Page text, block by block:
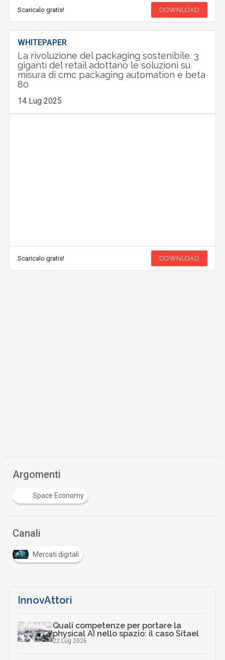
Scaricalo gratis! DOWNLOAD
WHITEPAPER
La rivoluzione del packaging sostenibile. 3
giganti del retail adottano le soluzioni su
misura di cmc packaging automation e beta
80
14 Lug 2025
Scaricalo gratis! DOWNLOAD
Argomenti
Space Economy
Canali
Mercati digitali
InnovAttori
Quali competenze per portare la
physical AI nello spazio: il caso Sitael
22 Lug 2026